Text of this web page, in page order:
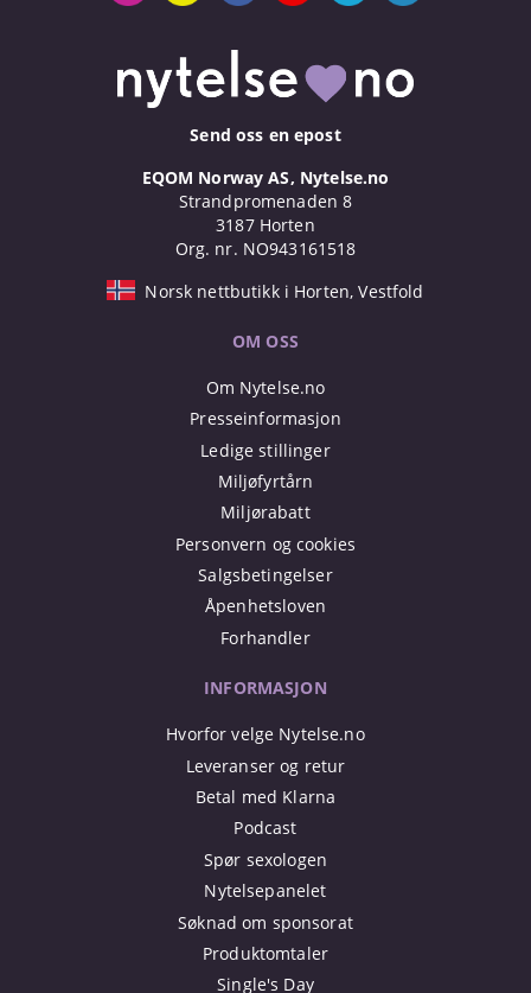
Send oss en epost
EQOM Norway AS, Nytelse.no
Strandpromenaden 8
3187 Horten
Org. nr. NO943161518
Norsk nettbutikk i Horten, Vestfold
OM OSS
Om Nytelse.no
Presseinformasjon
Ledige stillinger
Miljøfyrtårn
Miljørabatt
Personvern og cookies
Salgsbetingelser
Åpenhetsloven
Forhandler
INFORMASJON
Hvorfor velge Nytelse.no
Leveranser og retur
Betal med Klarna
Podcast
Spør sexologen
Nytelsepanelet
Søknad om sponsorat
Produktomtaler
Single's Day